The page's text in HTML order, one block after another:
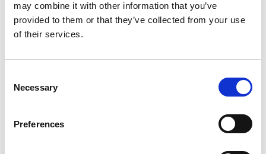
may combine it with other information that you’ve
provided to them or that they’ve collected from your use
of their services.
Selection
Necessary
Preferences
Contáctanos